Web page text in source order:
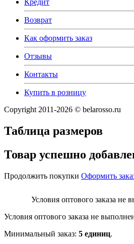
Кредит
Возврат
Как оформить заказ
Отзывы
Контакты
Купить в розницу
Copyright 2011-2026 © belarosso.ru
Таблица размеров
Товар успешно
Продолжить покупки Оформить
Условия оптового заказа не
Условия оптового заказа не
Минимальный заказ: 5 единиц.